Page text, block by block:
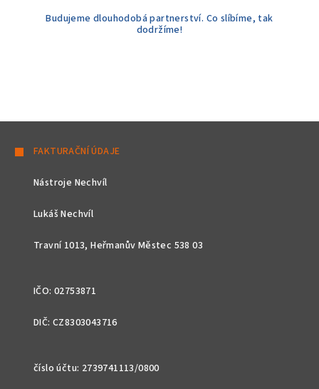
Budujeme dlouhodobá partnerství. Co slíbíme, tak
dodržíme!
FAKTURAČNÍ ÚDAJE
Nástroje Nechvíl
Lukáš Nechvíl
Travní 1013, Heřmanův Městec 538 03
IČO: 02753871
DIČ: CZ8303043716
číslo účtu: 2739741113/0800